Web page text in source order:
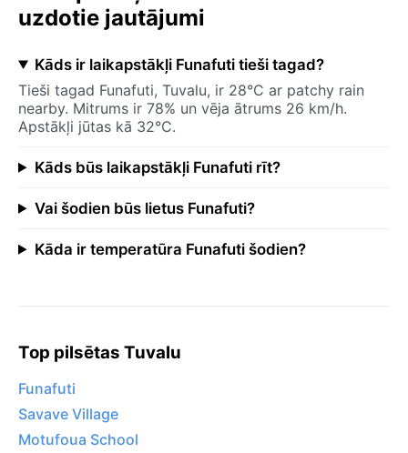
uzdotie jautājumi
Kāds ir laikapstākļi Funafuti tieši tagad?
Tieši tagad Funafuti, Tuvalu, ir 28°C ar patchy rain
nearby. Mitrums ir 78% un vēja ātrums 26 km/h.
Apstākļi jūtas kā 32°C.
Kāds būs laikapstākļi Funafuti rīt?
Vai šodien būs lietus Funafuti?
Kāda ir temperatūra Funafuti šodien?
Top pilsētas Tuvalu
Funafuti
Savave Village
Motufoua School